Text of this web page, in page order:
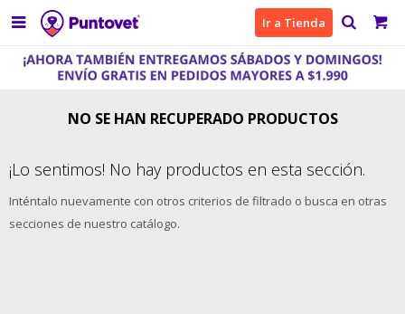
 Ir a Tienda
NO SE HAN RECUPERADO PRODUCTOS
¡Lo sentimos! No hay productos en esta sección.
Inténtalo nuevamente con otros criterios de filtrado o busca en otras
secciones de nuestro catálogo.